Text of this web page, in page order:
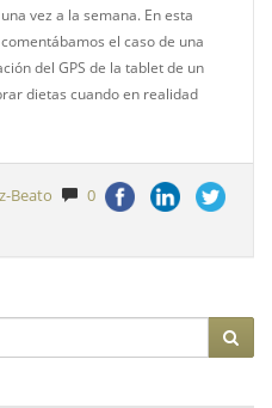
vez a la semana. En esta
comentábamos el caso de una
del GPS de la tablet de un
dietas cuando en realidad
Beato
0